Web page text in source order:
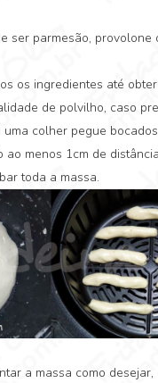
ser parmesão, provolone
os ingredientes até
de polvilho, caso
uma colher pegue
menos 1cm de
toda a massa.
a massa como